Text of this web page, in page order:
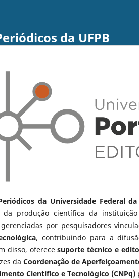
da UFPB
da Universidade Federal da
da produção científica da
por pesquisadores
, contribuindo para a
disso, oferecesuporte técnico e
daCoordenação de
Científico e Tecnológico (CNPq)